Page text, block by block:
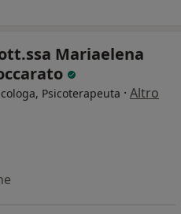
Mariaelena
Psicoterapeuta · Altro